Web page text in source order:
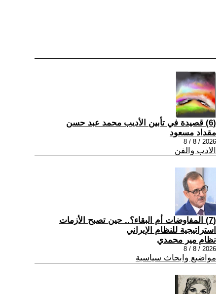
(6) قصيدة في تأبين الأديب محمد عبد حسن
مقداد مسعود
2026 / 8 / 8
الادب والفن
(7) المفاوضات أم البقاء؟.. حين تصبح الأزمات
استراتيجية للنظام الإيراني
نظام مير محمدي
2026 / 8 / 8
مواضيع وابحاث سياسية